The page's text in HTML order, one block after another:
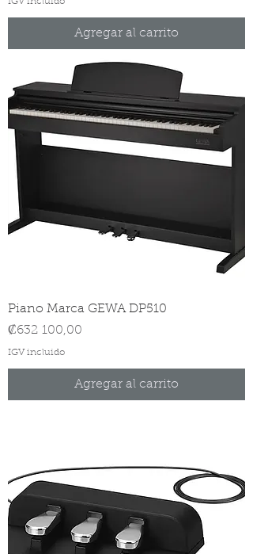
Agregar al carrito
Piano Marca GEWA DP510
Precio
₡632 100,00
IGV incluido
Agregar al carrito